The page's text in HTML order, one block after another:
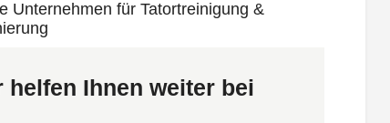
helfen Ihnen weiter bei